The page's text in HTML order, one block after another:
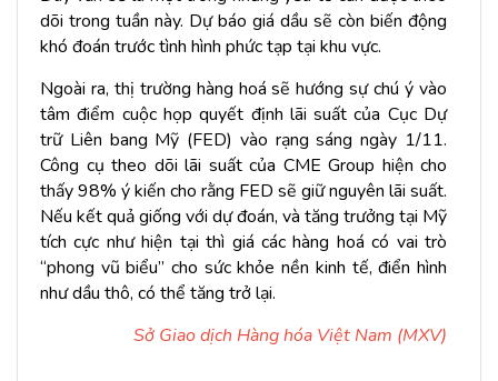
dõi trong tuần này. Dự báo giá dầu sẽ còn biến động
khó đoán trước tình hình phức tạp tại khu vực.
Ngoài ra, thị trường hàng hoá sẽ hướng sự chú ý vào
tâm điểm cuộc họp quyết định lãi suất của Cục Dự
trữ Liên bang Mỹ (FED) vào rạng sáng ngày 1/11.
Công cụ theo dõi lãi suất của CME Group hiện cho
thấy 98% ý kiến cho rằng FED sẽ giữ nguyên lãi suất.
Nếu kết quả giống với dự đoán, và tăng trưởng tại Mỹ
tích cực như hiện tại thì giá các hàng hoá có vai trò
“phong vũ biểu” cho sức khỏe nền kinh tế, điển hình
như dầu thô, có thể tăng trở lại.
Sở Giao dịch Hàng hóa Việt Nam (MXV)